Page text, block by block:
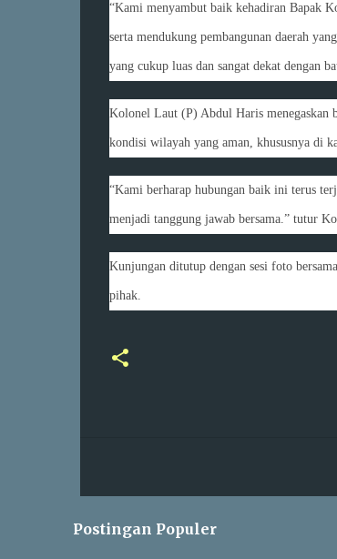
“Kami menyambut baik kehadiran Bapak
serta mendukung pembangunan daerah
yang cukup luas dan sangat dekat dengan
Kolonel Laut (P) Abdul Haris menegaskan
kondisi wilayah yang aman, khususnya di
“Kami berharap hubungan baik ini terus
menjadi tanggung jawab bersama.” tutur
Kunjungan ditutup dengan sesi foto
pihak.
Postingan Populer